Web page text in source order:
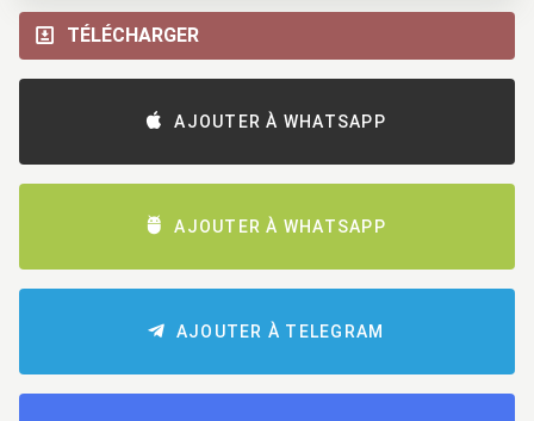
TÉLÉCHARGER
AJOUTER À WHATSAPP
AJOUTER À WHATSAPP
AJOUTER À TELEGRAM